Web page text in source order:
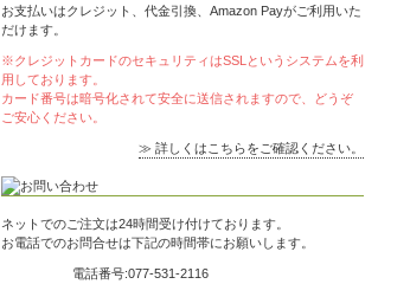
お支払いはクレジット、代金引換、Amazon Payがご利用いた
だけます。
※クレジットカードのセキュリティはSSLというシステムを利
用しております。
カード番号は暗号化されて安全に送信されますので、どうぞ
ご安心ください。
≫ 詳しくはこちらをご確認ください。
ネットでのご注文は24時間受け付けております。
お電話でのお問合せは下記の時間帯にお願いします。
電話番号:077-531-2116